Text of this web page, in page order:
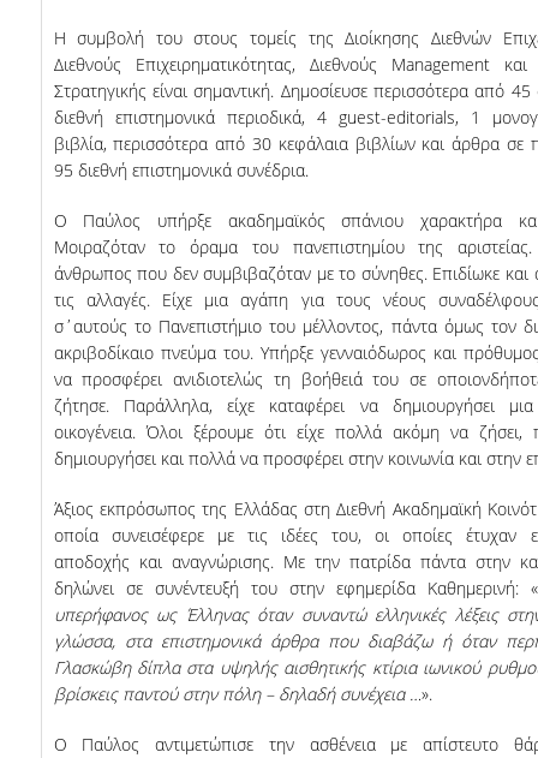
Η συμβολή του στους τομείς της Διοίκησης Διεθνών
Διεθνούς Επιχειρηματικότητας, Διεθνούς Management και
Στρατηγικής είναι σημαντική. Δημοσίευσε περισσότερα από
διεθνή επιστημονικά περιοδικά, 4 guest-editorials, 1
βιβλία, περισσότερα από 30 κεφάλαια βιβλίων και άρθρα
95 διεθνή επιστημονικά συνέδρια.
Ο Παύλος υπήρξε ακαδημαϊκός σπάνιου χαρακτήρα
Μοιραζόταν το όραμα του πανεπιστημίου της
άνθρωπος που δεν συμβιβαζόταν με το σύνηθες. Επιδίωκε και
τις αλλαγές. Είχε μια αγάπη για τους νέους
σ΄αυτούς το Πανεπιστήμιο του μέλλοντος, πάντα όμως τον
ακριβοδίκαιο πνεύμα του. Υπήρξε γενναιόδωρος και
να προσφέρει ανιδιοτελώς τη βοήθειά του σε
ζήτησε. Παράλληλα, είχε καταφέρει να δημιουργήσει
οικογένεια. Όλοι ξέρουμε ότι είχε πολλά ακόμη να ζήσει,
δημιουργήσει και πολλά να προσφέρει στην κοινωνία και στην
Άξιος εκπρόσωπος της Ελλάδας στη Διεθνή Ακαδημαϊκή
οποία συνεισέφερε με τις ιδέες του, οι οποίες έτυχαν
αποδοχής και αναγνώρισης. Με την πατρίδα πάντα στην
δηλώνει σε συνέντευξή του στην εφημερίδα Καθημερινή: «
υπερήφανος ως Έλληνας όταν συναντώ ελληνικές λέξεις
γλώσσα, στα επιστημονικά άρθρα που διαβάζω ή όταν
Γλασκώβη δίπλα στα υψηλής αισθητικής κτίρια ιωνικού
βρίσκεις παντού στην πόλη – δηλαδή συνέχεια …».
Ο Παύλος αντιμετώπισε την ασθένεια με απίστευτο